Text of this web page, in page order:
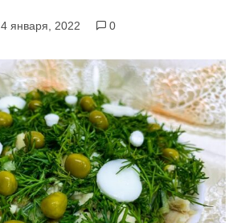
4 января, 2022 0